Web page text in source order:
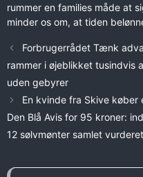
rummer en families måde at
minder os om, at tiden
Forbrugerrådet Tænk
rammer i øjeblikket tusindvis
uden gebyrer
En kvinde fra Skive
Den Blå Avis for 95 kroner:
12 sølvmønter samlet